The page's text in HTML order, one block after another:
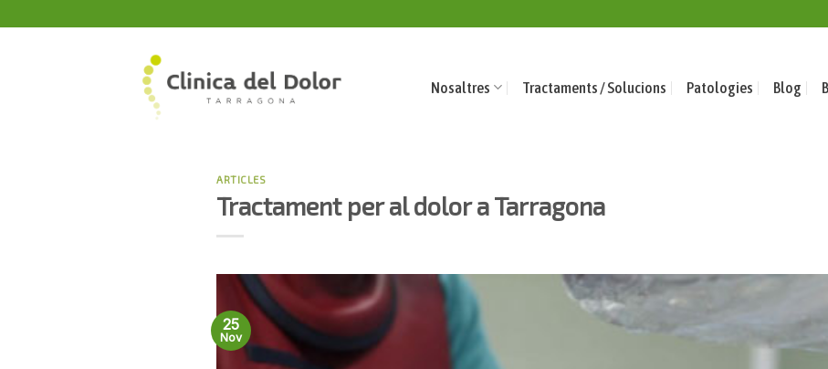
to
Nosaltres Tractaments / Solucions Patologies Blog
ARTICLES
Tractament per al dolor a Tarragona
25
Nov